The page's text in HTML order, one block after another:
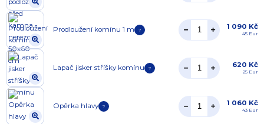
Prodloužení komínu 1 m ? 1 090 Kč
45 Eur
Lapač jisker stříšky komínu ? 620 Kč
25 Eur
Opěrka hlavy ? 1 060 Kč
43 Eur